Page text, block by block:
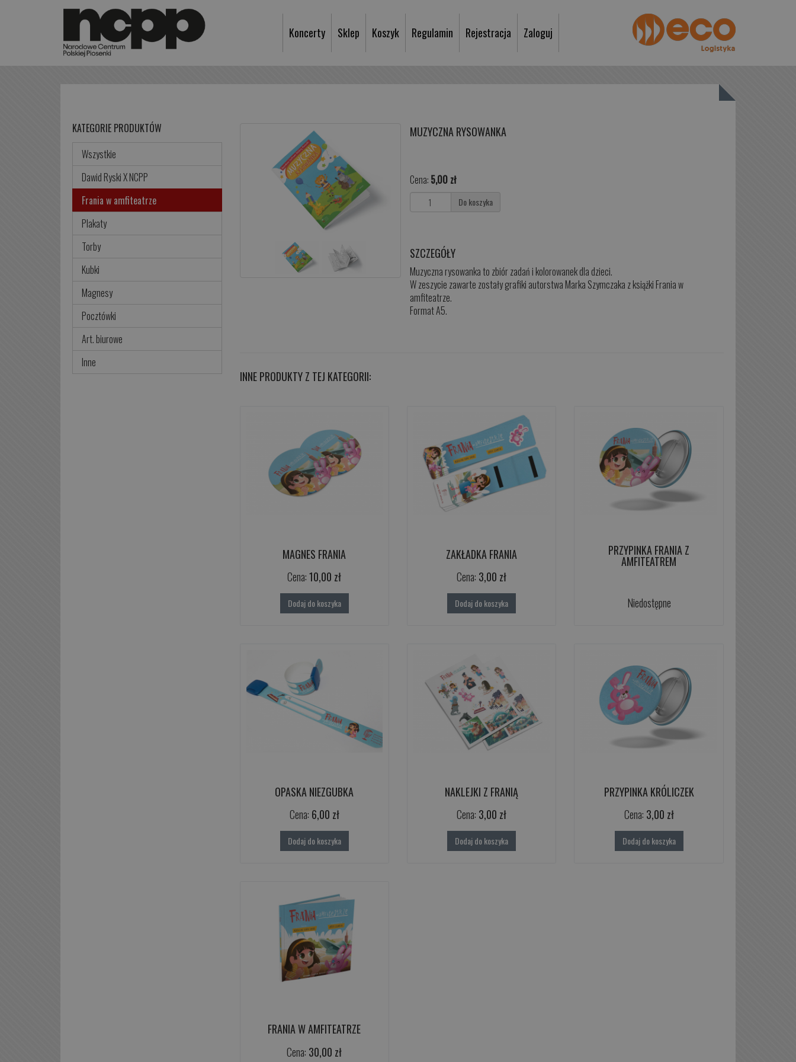
Koncerty Sklep Koszyk Regulamin Rejestracja Zaloguj
KATEGORIE PRODUKTÓW
Wszystkie
Dawid Ryski X NCPP
Frania w amfiteatrze
Plakaty
Torby
Kubki
Magnesy
Pocztówki
Art. biurowe
Inne
MUZYCZNA RYSOWANKA
Cena: 5,00 zł
Do koszyka
SZCZEGÓŁY
Muzyczna rysowanka to zbiór zadań i kolorowanek dla dzieci.
W zeszycie zawarte zostały grafiki autorstwa Marka Szymczaka z książki Frania w
amfiteatrze.
Format A5.
INNE PRODUKTY Z TEJ KATEGORII:
MAGNES FRANIA
Cena:10,00 zł
Dodaj do koszyka
ZAKŁADKA FRANIA
Cena: 3,00 zł
Dodaj do koszyka
PRZYPINKA FRANIA Z
AMFITEATREM
Niedostępne
OPASKA NIEZGUBKA
Cena: 6,00 zł
Dodaj do koszyka
NAKLEJKI Z FRANIĄ
Cena: 3,00 zł
Dodaj do koszyka
PRZYPINKA KRÓLICZEK
Cena: 3,00 zł
Dodaj do koszyka
FRANIA W AMFITEATRZE
Cena: 30,00 zł